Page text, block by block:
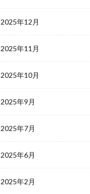
2025年12月
2025年11月
2025年10月
2025年9月
2025年7月
2025年6月
2025年2月